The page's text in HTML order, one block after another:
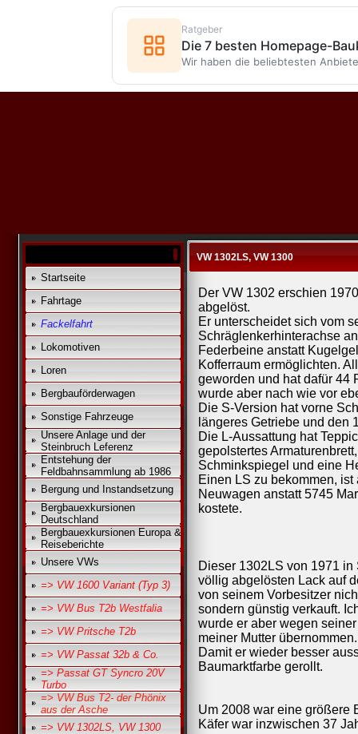
Startseite
Fahrtage
Fackelfahrt
Lokomotiven
Loren
Bergbauförderwagen
Sonstige Fahrzeuge
Unsere Anlage und der
Steinbruch Leferenz
Entstehung der
Feldbahnsammlung ab 1986
Bergung und Instandsetzung
Bergbauexkursionen
Deutschland
Bergbauexkursionen Europa &
Reiseberichte
Unsere VWs
=> VW 1600 Variant (Typ 3)
=> VW Bus T2b Westfalia
=> VW Pritsche T2b
=> VW Passat 32b & Co.
=> Passat GT Syncro 20V
Turbo
=> VW Bus T2- der Phönix
aus der Asche
=> VW 1302LS, VW 1300
VW 1302LS, VW 1300
Der VW 1302 erschien
abgelöst.
Er unterscheidet sich vom
Schräglenkerhinterachse
Federbeine anstatt
Kofferraum ermöglichten.
geworden und hat dafür 44
wurde aber nach wie vor
Die S-Version hat vorne
längeres Getriebe und den
Die L-Aussattung hat
gepolstertes
Schminkspiegel und eine
Einen LS zu bekommen,
Neuwagen anstatt 5745
kostete.
Dieser 1302LS von 1971
völlig abgelösten Lack auf
von seinem Vorbesitzer
sondern günstig verkauft.
wurde er aber wegen
meiner Mutter übernommen.
Damit er wieder besser
Baumarktfarbe gerollt.
Um 2008 war eine größere
Käfer war inzwischen 37
Ratgeber
Die 7 besten Homepage-
Wir haben die beliebtesten